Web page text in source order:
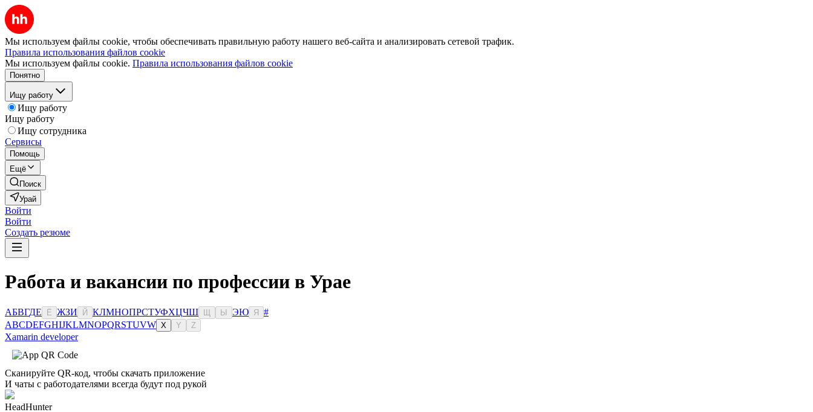
Мы используем файлы cookie, чтобы обеспечивать правильную работу нашего веб-сайта и анализировать сетевой трафик.
Правила использования файлов cookie
Мы используем файлы cookie. Правила использования файлов cookie
Понятно
Ищу работу
Ищу работу
Ищу работу
Ищу сотрудника
Сервисы
Помощь
Ещё
Поиск
Урай
Войти
Войти
Создать резюме
Работа и вакансии по профессии в Урае
АБВГДЕ Ё ЖЗИ Й КЛМНОПРСТУФХЦЧШ Ы ЭЮ Я
#
ABCDEFGHIJKLMNOPQRSTUVW X Y Z
Xamarin developer
Сканируйте QR-код, чтобы скачать приложение
И чаты с работодателями всегда будут под рукой
HeadHunter